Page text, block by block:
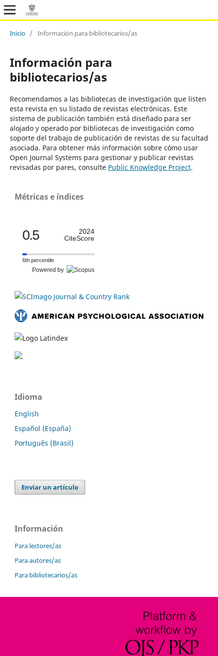
Inicio / Información para bibliotecarios/as
Información para
bibliotecarios/as
Recomendamos a las bibliotecas de investigación que listen
esta revista en su listado de revistas electrónicas. Este
sistema de publicación también está diseñado para ser
alojado y operado por bibliotecas de investigación como
soporte del trabajo de publicación de revistas de su facultad
asociada. Para obtener más información sobre cómo usar
Open Journal Systems para gestionar y publicar revistas
revisadas por pares, consulte Public Knowledge Project.
Métricas e índices
0.5
2024
CiteScore
6th percentile
Powered by
Idioma
English
Español (España)
Português (Brasil)
Enviar un artículo
Información
Para lectores/as
Para autores/as
Para bibliotecarios/as